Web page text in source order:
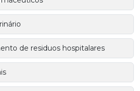
de residuos hospitalares